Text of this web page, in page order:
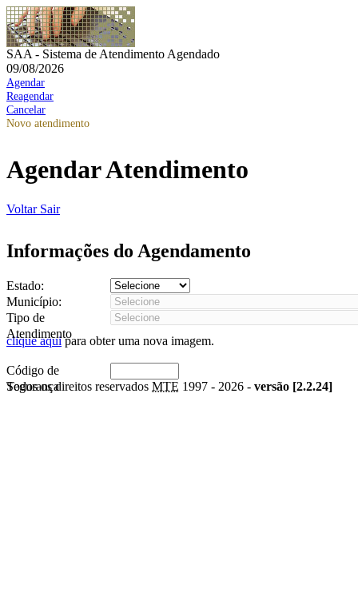
SAA - Sistema de Atendimento Agendado
09/08/2026
Agendar
Reagendar
Cancelar
Novo atendimento
Agendar Atendimento
Voltar Sair
Informações do Agendamento
Estado:
Município:
Tipo de
Atendimento
clique aquipara obter uma nova imagem.
Código de
Segurança
Todos os direitos reservados MTE 1997 - 2026 - versão [2.2.24]